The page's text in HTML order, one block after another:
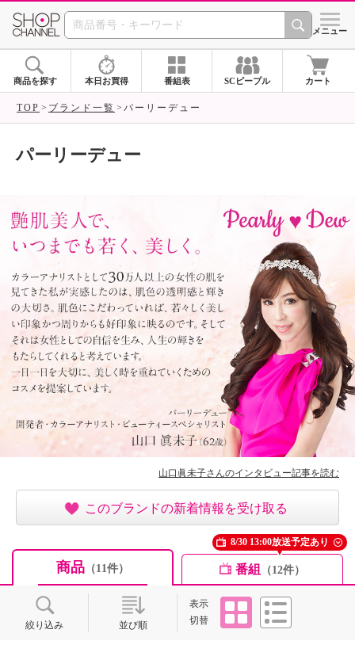
SHOP CHANNEL ショッ
メニュー
商品を探す 本日お買得 番組表 SCピープル カート
TOP ブランド一覧 パーリーデュー
パーリーデュー
山口眞未子さんのインタビュー記事を読む
このブランドの新着情報を受け取る
商品 （11件） 番組 （12件）
8/30 13:00放送予定あり
絞り込み 並び順
表示
切替
タイル